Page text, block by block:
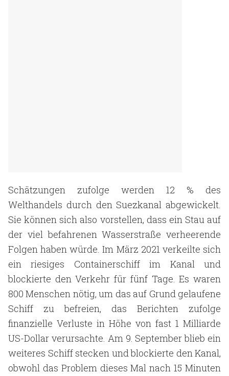
Schätzungen zufolge werden 12 % des
Welthandels durch den Suezkanal abgewickelt.
Sie können sich also vorstellen, dass ein Stau auf
der viel befahrenen Wasserstraße verheerende
Folgen haben würde. Im März 2021 verkeilte sich
ein riesiges Containerschiff im Kanal und
blockierte den Verkehr für fünf Tage. Es waren
800 Menschen nötig, um das auf Grund gelaufene
Schiff zu befreien, das Berichten zufolge
finanzielle Verluste in Höhe von fast 1 Milliarde
US-Dollar verursachte. Am 9. September blieb ein
weiteres Schiff stecken und blockierte den Kanal,
obwohl das Problem dieses Mal nach 15 Minuten